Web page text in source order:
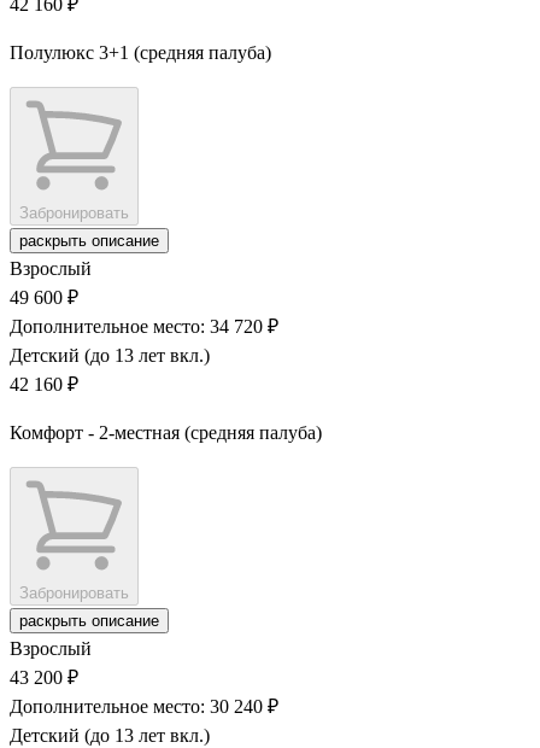
42 160 ₽
Полулюкс 3+1 (средняя палуба)
Забронировать
раскрыть описание
Взрослый
49 600 ₽
Дополнительное место: 34 720 ₽
Детский (до 13 лет вкл.)
42 160 ₽
Комфорт - 2-местная (средняя палуба)
Забронировать
раскрыть описание
Взрослый
43 200 ₽
Дополнительное место: 30 240 ₽
Детский (до 13 лет вкл.)